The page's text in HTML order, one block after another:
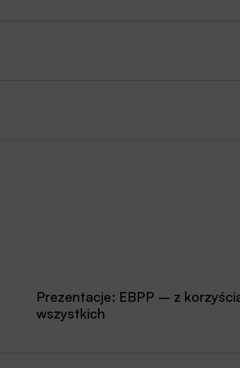
Prezentacje: EBPP – z
wszystkich